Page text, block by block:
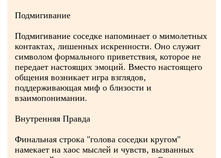
Подмигивание
Подмигивание соседке напоминает о мимолетных
контактах, лишенных искренности. Оно служит
символом формального приветствия, которое не
передает настоящих эмоций. Вместо настоящего
общения возникает игра взглядов,
поддерживающая миф о близости и
взаимопонимании.
Внутренняя Правда
Финальная строка "голова соседки кругом"
намекает на хаос мыслей и чувств, вызванных